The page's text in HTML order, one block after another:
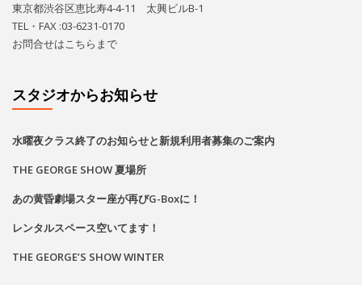
東京都渋谷区恵比寿4-4-11 太興ビルB-1
TEL・FAX :03-6231-0170
お問合せはこちら まで
スタジオからお知らせ
水曜夜クラス終了のお知らせと新規利用者募集のご案内
THE GEORGE SHOW 夏場所
あの黄昏劇場スター座が再びG-Boxに！
レンタルスペース空いてます！
THE GEORGE’S SHOW WINTER